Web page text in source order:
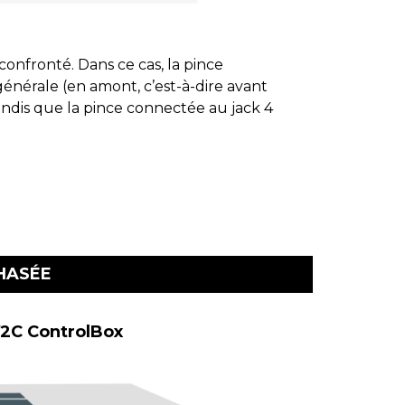
Dans ce cas, la pince
(en amont, c’est-à-dire avant
que la pince connectée au jack 4
ControlBox